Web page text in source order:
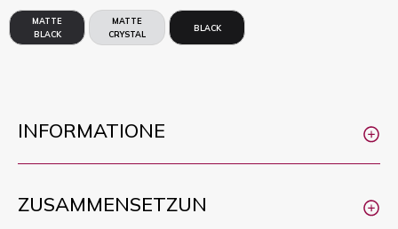
MATTE
BLACK
MATTE
CRYSTAL
BLACK
INFORMATIONE
ZUSAMMENSETZUN